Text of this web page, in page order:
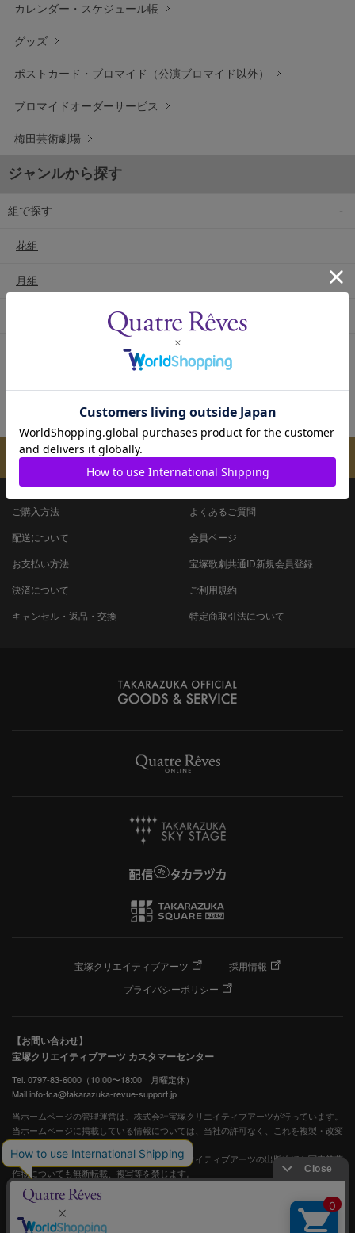
カレンダー・スケジュール帳
グッズ
ポストカード・ブロマイド（公演ブロマイド以外）
ブロマイドオーダーサービス
梅田芸術劇場
ジャンルから探す
組で探す
花組
月組
メールマガジンのご案内
ご購入方法
配送について
お支払い方法
決済について
キャンセル・返品・交換
よくあるご質問
会員ページ
宝塚歌劇共通ID新規会員登録
ご利用規約
特定商取引法について
宝塚クリエイティブアーツ
採用情報
プライバシーポリシー
【お問い合わせ】
宝塚クリエイティブアーツ カスタマーセンター
Tel. 0797-83-6000（10:00〜18:00 月曜定休）
Mail info-tca@takarazuka-revue-support.jp
当ホームページの管理運営は、株式会社宝塚クリエイティブアーツが行っています。
当ホームページに掲載している情報については、当社の許可なく、これを複製・改変
することを固く禁止します。
また、阪急電鉄並びに宝塚歌劇団、宝塚クリエイティブアーツの出版物ほか写真等著
作物についても無断転載、複写等を禁じます。
宝塚歌劇公式ホームページ
JASRAC許諾番号：S0507081515